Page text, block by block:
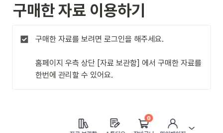
구매한 자료 이용하기
구매한 자료를 보려면 로그인을 해주세요.
홈페이지 우측 상단 [자료 보관함] 에서 구매한 자료를
한번에 관리할 수 있어요.